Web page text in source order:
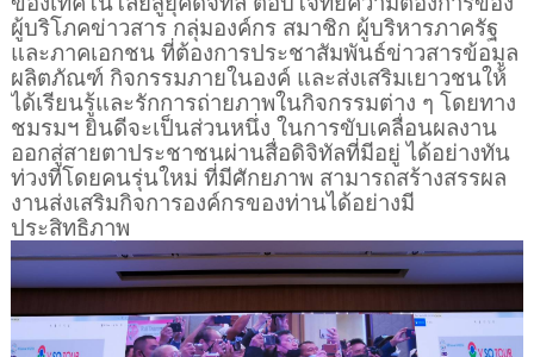
ผู้บริโภคข่าวสาร กลุ่มองค์กร สมาชิก ผู้บริหารภาครัฐ
และภาคเอกชน ที่ต้องการประชาสัมพันธ์ข่าวสารข้อมูล
ผลิตภัณฑ์ กิจกรรมภายในองค์ และส่งเสริมเยาวชนให้
ได้เรียนรู้และรักการถ่ายภาพในกิจกรรมต่าง ๆ โดยทาง
ชมรมฯ ยินดีจะเป็นส่วนหนึ่ง ในการขับเคลื่อนผลงาน
ออกสู่สายตาประชาชนผ่านสื่อดิจิทัลที่มีอยู่ ได้อย่างทัน
ท่วงทีโดยคนรุ่นใหม่ ที่มีศักยภาพ สามารถสร้างสรรผล
งานส่งเสริมกิจการองค์กรของท่านได้อย่างมี
ประสิทธิภาพ